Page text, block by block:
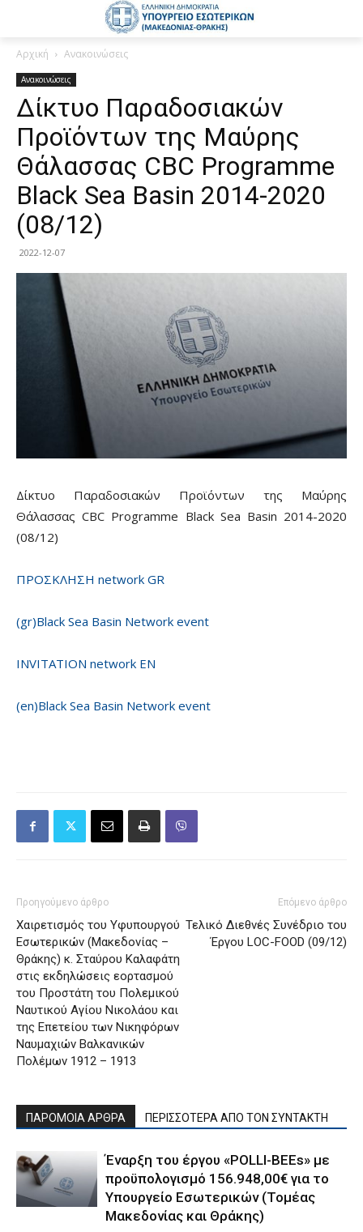
Αρχική Ανακοινώσεις
Ανακοινώσεις
Δίκτυο Παραδοσιακών
Προϊόντων της Μαύρης
Θάλασσας CBC Programme
Black Sea Basin 2014-2020
(08/12)
2022-12-07
Δίκτυο Παραδοσιακών Προϊόντων της Μαύρης
Θάλασσας CBC Programme Black Sea Basin 2014-2020
(08/12)
ΠΡΟΣΚΛΗΣΗ network GR
(gr)Black Sea Basin Network event
INVITATION network EN
(en)Black Sea Basin Network event
Προηγούμενο άρθρο
Χαιρετισμός του Υφυπουργού
Εσωτερικών (Μακεδονίας –
Θράκης) κ. Σταύρου Καλαφάτη
στις εκδηλώσεις εορτασμού
του Προστάτη του Πολεμικού
Ναυτικού Αγίου Νικολάου και
της Επετείου των Νικηφόρων
Ναυμαχιών Βαλκανικών
Πολέμων 1912 – 1913
Επόμενο άρθρο
Τελικό Διεθνές Συνέδριο του
Έργου LOC-FOOD (09/12)
ΠΑΡΟΜΟΙΑ ΑΡΘΡΑ ΠΕΡΙΣΣΟΤΕΡΑ ΑΠΟ ΤΟΝ ΣΥΝΤΑΚΤΗ
Έναρξη του έργου «POLLI-BEEs» με
προϋπολογισμό 156.948,00€ για το
Υπουργείο Εσωτερικών (Τομέας
Μακεδονίας και Θράκης)